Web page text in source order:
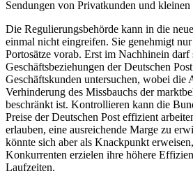
Sendungen von Privatkunden und kleinen
Die Regulierungsbehörde kann in die
einmal nicht eingreifen. Sie genehmigt
Portosätze vorab. Erst im Nachhinein darf
Geschäftsbeziehungen der Deutschen
Geschäftskunden untersuchen, wobei die
Verhinderung des Missbauchs der
beschränkt ist. Kontrollieren kann die
Preise der Deutschen Post effizient
erlauben, eine ausreichende Marge zu
könnte sich aber als Knackpunkt
Konkurrenten erzielen ihre höhere
Laufzeiten.